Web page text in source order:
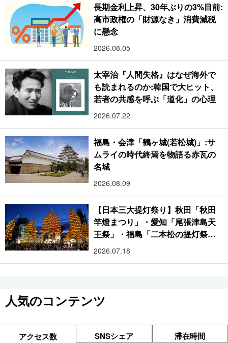
長期金利上昇、30年ぶりの3%目前:
高市政権の「財源なき」消費減税
に懸念
2026.08.05
太宰治『人間失格』はなぜ海外で
も読まれるのか:韓国で大ヒット、
若者の共感を呼ぶ「道化」の心理
2026.07.22
福島・会津「鶴ヶ城(若松城)」:サ
ムライの時代終焉を物語る赤瓦の
名城
2026.08.09
【日本三大提灯祭り】秋田「秋田
竿燈まつり」・愛知「尾張津島天
王祭」・福島「二本松の提灯祭
り」:おびただしい灯火が夜空を照
2026.07.18
人気のコンテンツ
アクセス数 SNSシェア 滞在時間